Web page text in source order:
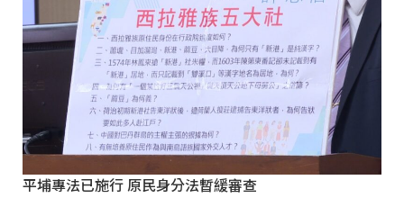
平埔專法已施行 原民身分法暫緩審查